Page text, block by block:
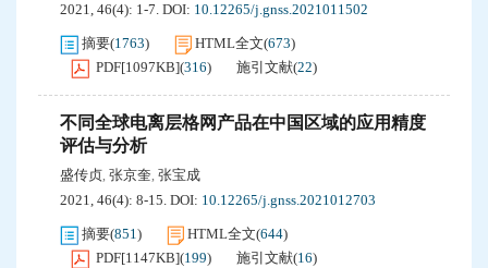
2021, 46(4): 1-7. DOI: 10.12265/j.gnss.2021011502
摘要(1763) HTML全文(673)
PDF[1097KB](316) 施引文献(22)
不同全球电离层格网产品在中国区域的应用精度
评估与分析
盛传贞, 张京奎, 张宝成
2021, 46(4): 8-15. DOI: 10.12265/j.gnss.2021012703
摘要(851) HTML全文(644)
PDF[1147KB](199) 施引文献(16)